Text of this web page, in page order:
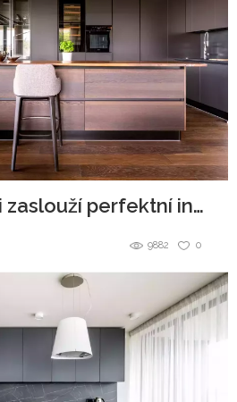
Perfektní byt si zaslouží perfektní interiér
0
9882